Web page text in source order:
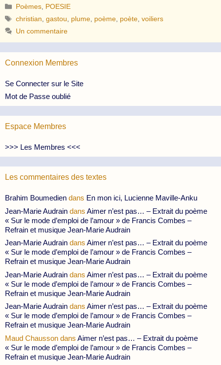
Catégories
Poèmes POESIE
Étiquettes
christian ,gastou plume poème poète ,voiliers
Un commentaire
Connexion Membres
Se Connecter sur le Site
Mot de Passe oublié
Espace Membres
>>> Les Membres <<<
Les commentaires des textes
Brahim Boumedien dans En mon ici, Lucienne Maville-Anku
Jean-Marie Audrain dans Aimer n’est pas… – Extrait du poème
« Sur le mode d’emploi de l’amour » de Francis Combes –
Refrain et musique Jean-Marie Audrain
Jean-Marie Audrain dans Aimer n’est pas… – Extrait du poème
« Sur le mode d’emploi de l’amour » de Francis Combes –
Refrain et musique Jean-Marie Audrain
Jean-Marie Audrain dans Aimer n’est pas… – Extrait du poème
« Sur le mode d’emploi de l’amour » de Francis Combes –
Refrain et musique Jean-Marie Audrain
Jean-Marie Audrain dans Aimer n’est pas… – Extrait du poème
« Sur le mode d’emploi de l’amour » de Francis Combes –
Refrain et musique Jean-Marie Audrain
Maud Chausson dans Aimer n’est pas… – Extrait du poème
« Sur le mode d’emploi de l’amour » de Francis Combes –
Refrain et musique Jean-Marie Audrain